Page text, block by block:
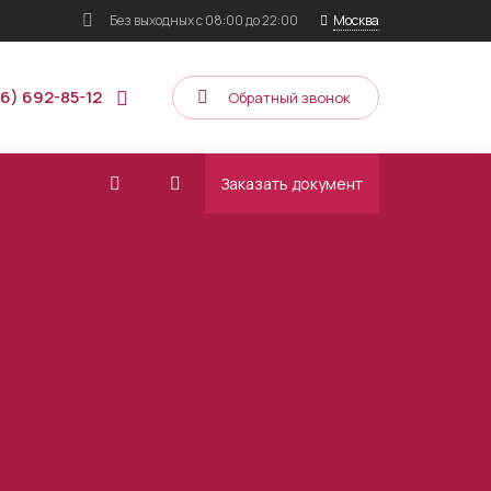
Без выходныхс 08:00 до 22:00 Москва
692-85-12 Обратный звонок
Заказать документ